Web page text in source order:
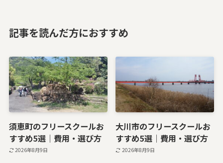
記事を読んだ方におすすめ
須恵町のフリースクールお
すすめ5選｜費用・選び方
2026年8月9日
大川市のフリースクールお
すすめ5選｜費用・選び方
2026年8月9日